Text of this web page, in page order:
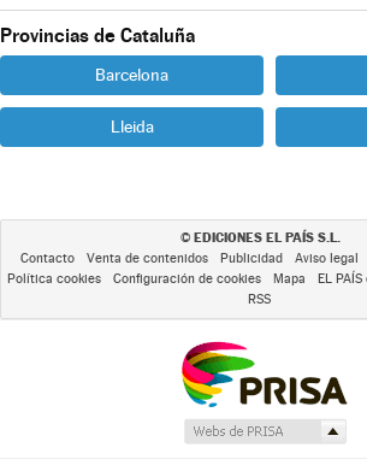
Provincias de Cataluña
Barcelona
Lleida
© EDICIONES EL PAÍS S.L.
Contacto Venta de contenidos Publicidad Aviso legal
Política cookies
Configuración de cookies Mapa EL PAÍS
RSS